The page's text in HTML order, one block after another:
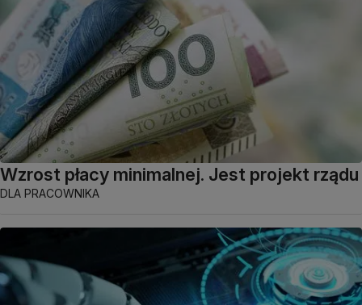
Wzrost płacy minimalnej. Jest projekt rządu
DLA PRACOWNIKA